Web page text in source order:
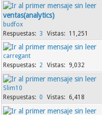
ventas(analytics)
budfox
3
11,251
carregant
2
9,032
Slim10
0
6,418